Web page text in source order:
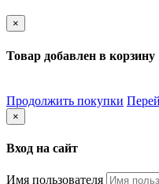
×
Товар добавлен в корзину
Продолжить покупки
×
Вход на сайт
Имя пользователя